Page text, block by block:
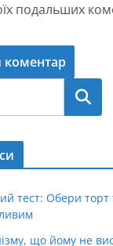
подальших
Пошук
тест: Обери
що йому не